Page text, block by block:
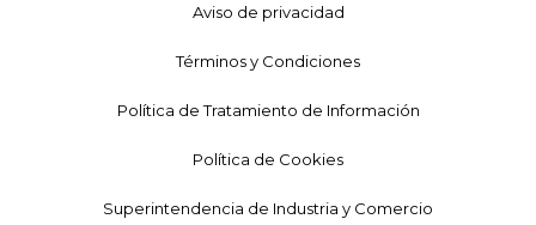
Aviso de privacidad
Términos y Condiciones
Política de Tratamiento de Información
Política de Cookies
Superintendencia de Industria y Comercio